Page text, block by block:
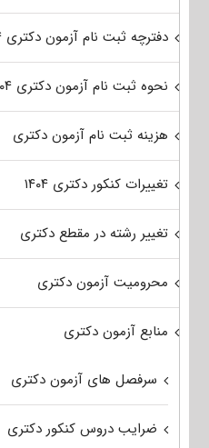
دفترچه ثبت نام آزمون دکتری ۱۴۰۴
نحوه ثبت نام آزمون دکتری ۱۴۰۴
هزینه ثبت نام آزمون دکتری
تغییرات کنکور دکتری ۱۴۰۴
تغییر رشته در مقطع دکتری
محرومیت آزمون دکتری
منابع آزمون دکتری
سرفصل های آزمون دکتری
ضرایب دروس کنکور دکتری